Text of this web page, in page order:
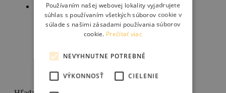
PANASONIC SPORTLIFE čiapka
Pridať do košíka
Používaním našej webovej lokality vyjadrujete
súhlas s používaním všetkých súborov cookie v
súlade s našimi zásadami používania súborov
cookie. Prečítať viac
NEVYHNUTNE POTREBNÉ
VÝKONNOSŤ CIELENIE